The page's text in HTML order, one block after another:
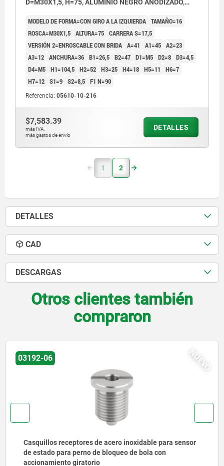
D=M30X1,5, H=75, ALUMINIO NEGRO ANODIZADO,
MODELO DE FORMA=CON GIRO A LA IZQUIERDA TAMAÑO=16
ROSCA=M30X1,5 ALTURA=75 CARRERA S=17,5
VERSIÓN 2=ENROSCABLE CON BRIDA A=41 A1=45 A2=23
A3=12 ANCHURA=36 B1=26,5 B2=47 D1=M5 D2=8 D3=4,5
D4=M5 H1=104,5 H2=52 H3=25 H4=18 H5=11
H6=7
H7=12 S1=9 S2=8,5 F1 N=90
Referencia: 05610-10-216
$7,583.39
más IVA.
más gastos de envío
DETALLES
1 2
DETALLES
CAD
DESCARGAS
Otros clientes también
compraron
05650
Dispositivos de sujeción mini